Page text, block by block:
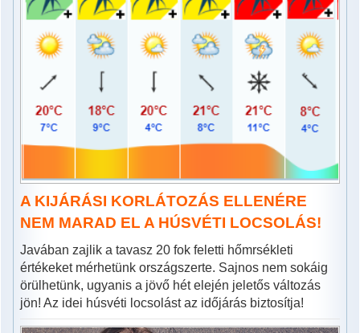
A KIJÁRÁSI KORLÁTOZÁS ELLENÉRE
NEM MARAD EL A HÚSVÉTI LOCSOLÁS!
Javában zajlik a tavasz 20 fok feletti hőmrsékleti
értékeket mérhetünk országszerte. Sajnos nem sokáig
örülhetünk, ugyanis a jövő hét elején jeletős változás
jön! Az idei húsvéti locsolást az időjárás biztosítja!